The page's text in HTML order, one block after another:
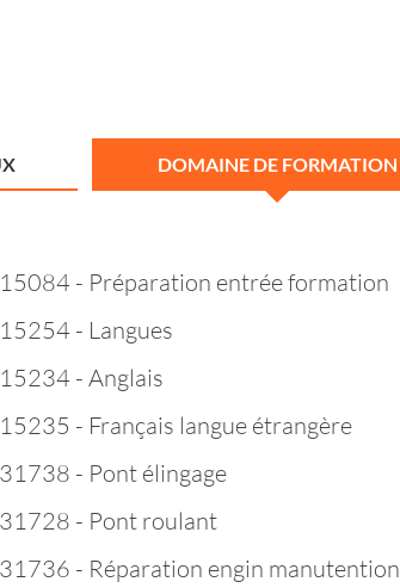
DOMAINE DE FORMATION
15084 - Préparation entrée formation
15254 - Langues
15234 - Anglais
15235 - Français langue étrangère
31738 - Pont élingage
31728 - Pont roulant
31736 - Réparation engin manutention